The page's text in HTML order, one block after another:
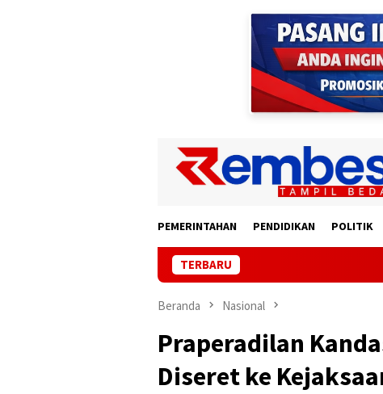
PEMERINTAHAN PENDIDIKAN POLITIK
TERBARU Lampung
Beranda Nasional
Praperadilan
Diseret ke